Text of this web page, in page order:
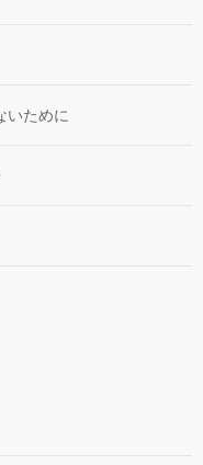
いために